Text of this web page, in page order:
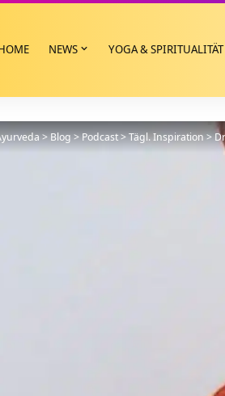
NEWS YOGA & SPIRITUALITÄT
>Blog>Podcast>Tägl. Inspiration>